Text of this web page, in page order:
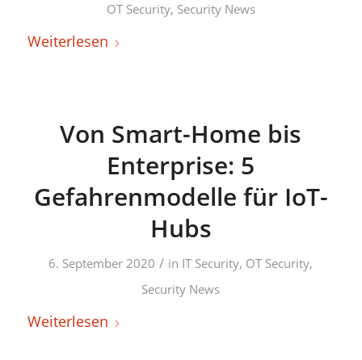
OT Security, Security News
Weiterlesen
Von Smart-Home bis
Enterprise: 5
Gefahrenmodelle für IoT-
Hubs
6. September 2020 / in IT Security, OT Security,
Security News
Weiterlesen